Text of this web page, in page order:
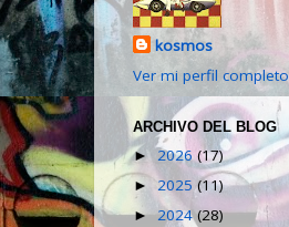
kosmos
Ver mi perfil completo
ARCHIVO DEL BLOG
► 2026(17)
► 2025(11)
► 2024(28)